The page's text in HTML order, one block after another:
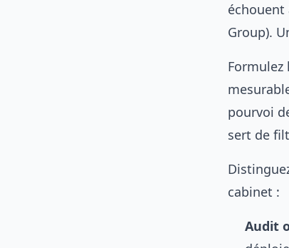
échouent
Group).
pourvoi
sert de
cabinet :
Audit